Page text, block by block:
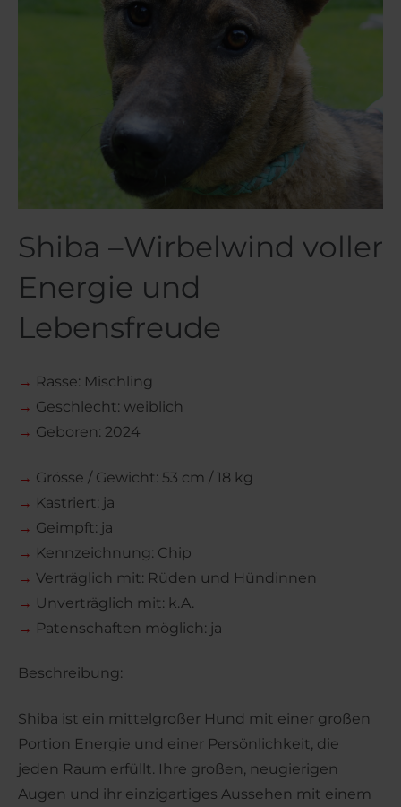
Shiba –Wirbelwind voller
Energie und
Lebensfreude
→ Rasse: Mischling
→ Geschlecht: weiblich
→ Geboren: 2024
→ Grösse / Gewicht: 53 cm / 18 kg
→ Kastriert: ja
→ Geimpft: ja
→ Kennzeichnung: Chip
→ Verträglich mit: Rüden und Hündinnen
→ Unverträglich mit: k.A.
→ Patenschaften möglich: ja
Beschreibung:
Shiba ist ein mittelgroßer Hund mit einer großen
Portion Energie und einer Persönlichkeit, die
jeden Raum erfüllt. Ihre großen, neugierigen
Augen und ihr einzigartiges Aussehen mit einem